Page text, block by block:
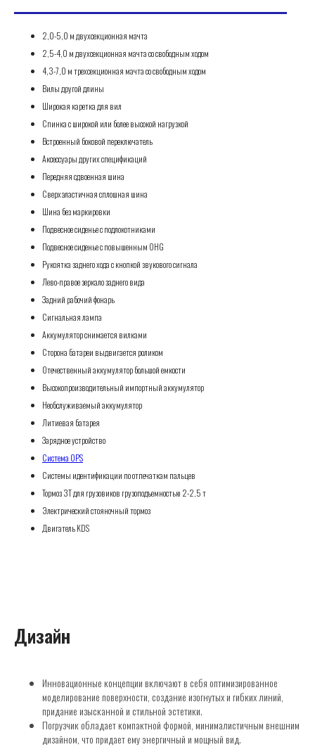
2,0-5,0 м двухсекционная мачта
2,5-4,0 м двухсекционная мачта со свободным ходом
4,3-7,0 м трехсекционная мачта со свободным ходом
Вилы другой длины
Широкая каретка для вил
Спинка с широкой или более высокой нагрузкой
Встроенный боковой переключатель
Аксессуары других спецификаций
Передняя сдвоенная шина
Сверхэластичная сплошная шина
Шина без маркировки
Подвесное сиденье с подлокотниками
Подвесное сиденье с повышенным OHG
Рукоятка заднего хода с кнопкой звукового сигнала
Лево-правое зеркало заднего вида
Задний рабочий фонарь
Сигнальная лампа
Аккумулятор снимается вилками
Сторона батареи выдвигается роликом
Отечественный аккумулятор большой емкости
Высокопроизводительный импортный аккумулятор
Необслуживаемый аккумулятор
Литиевая батарея
Зарядное устройство
Система OPS
Системы идентификации по отпечаткам пальцев
Тормоз 3T для грузовиков грузоподъемностью 2-2,5 т
Электрический стояночный тормоз
Двигатель KDS
Дизайн
Инновационные концепции включают в себя оптимизированное
моделирование поверхности, создание изогнутых и гибких линий,
придание изысканной и стильной эстетики.
Погрузчик обладает компактной формой, минималистичным внешним
дизайном, что придает ему энергичный и мощный вид.